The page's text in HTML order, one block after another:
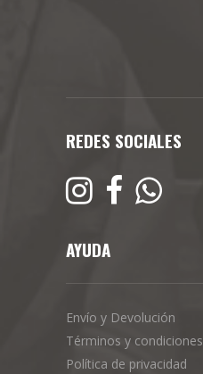
REDES SOCIALES
AYUDA
Envío y Devolución
Términos y condiciones
Política de privacidad